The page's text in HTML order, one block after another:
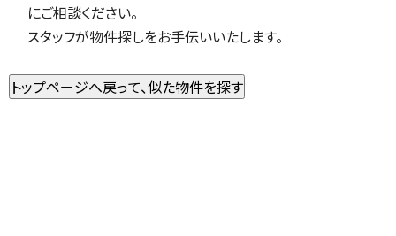
にご相談ください。
スタッフが物件探しをお手伝いいたします。